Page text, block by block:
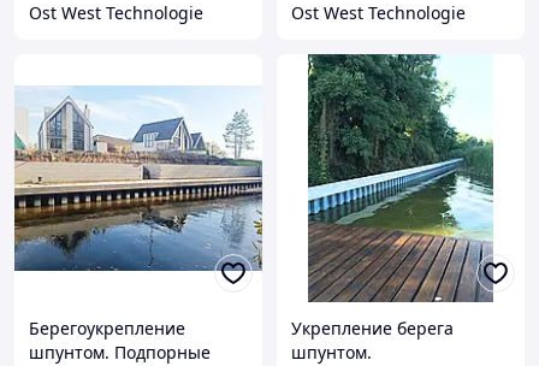
Ost West Technologie Ost West Technologie
Берегоукрепление
шпунтом. Подпорные
Укрепление берега
шпунтом.